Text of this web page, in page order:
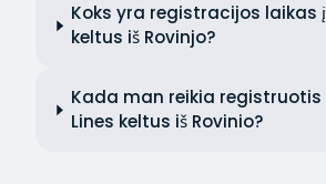
Koks yra registracijos laikas į
keltus iš Rovinjo?
Kada man reikia registruotis
Lines keltus iš Rovinio?